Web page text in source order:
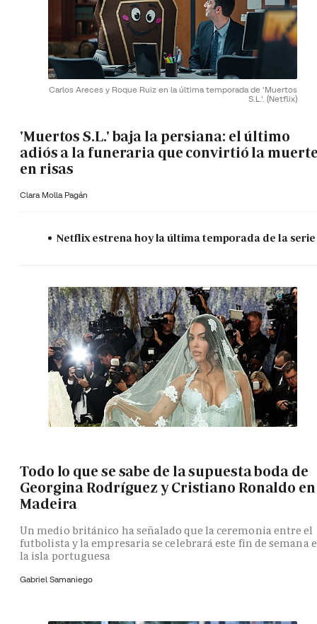
Carlos Areces y Roque Ruiz en la última temporada de 'Muertos
S.L.'. (Netflix)
'Muertos S.L.' baja la persiana: el último
adiós a la funeraria que convirtió la
en risas
Clara Molla Pagán
Netflix estrena hoy la última temporada de la serie
Todo lo que se sabe de la supuesta boda de
Georgina Rodríguez y Cristiano Ronaldo en
Madeira
Un medio británico ha señalado que la ceremonia entre el
futbolista y la empresaria se celebrará este fin de semana
la isla portuguesa
Gabriel Samaniego